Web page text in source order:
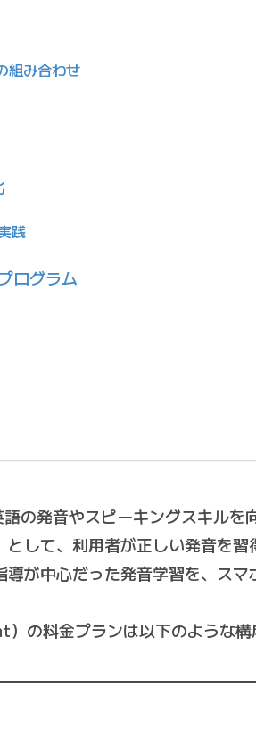
組み合わせ
践
ログラム
の発音やスピーキングスキルを
して、利用者が正しい発音を
が中心だった発音学習を、ス
の料金プランは以下のような